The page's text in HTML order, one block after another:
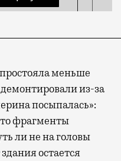
меньше
демонтировали из-за
посыпалась»:
фрагменты
ли не на головы
остается